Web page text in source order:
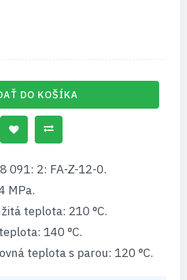
DO KOŠÍKA
091: 2: FA-Z-12-0.
MPa.
teplota: 210 °C.
140 °C.
teplota s parou: 120 °C.